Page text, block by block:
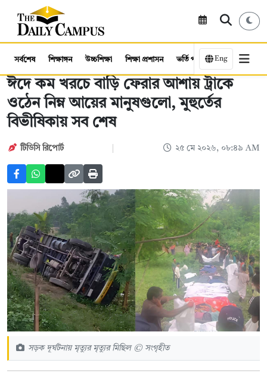
সর্বশেষ শিক্ষাঙ্গন উচ্চশিক্ষা শিক্ষা প্রশাসন ভর্তি পরীক্ষা কর্মসংস্থান
Eng
ঈদে কম খরচে বাড়ি ফেরার আশায় ট্রাকে
ওঠেন নিম্ন আয়ের মানুষগুলো, মুহুর্তের
বিভীষিকায় সব শেষ
টিডিসি রিপোর্ট ২৫ মে ২০২৬, ০৮:৪৯ AM
সড়ক দূর্ঘটনায় মৃত্যুর মৃত্যুর মিছিল © সংগৃহীত